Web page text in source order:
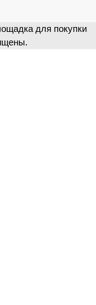
для покупки